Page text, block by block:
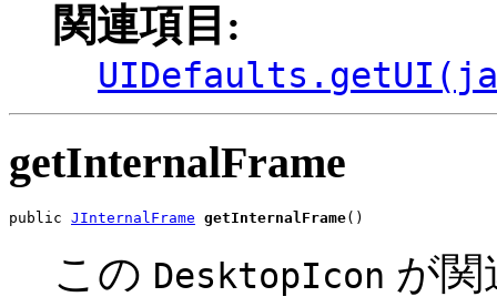
関連項目:
getInternalFrame
public JInternalFrame getInternalFrame()
この DesktopIcon が